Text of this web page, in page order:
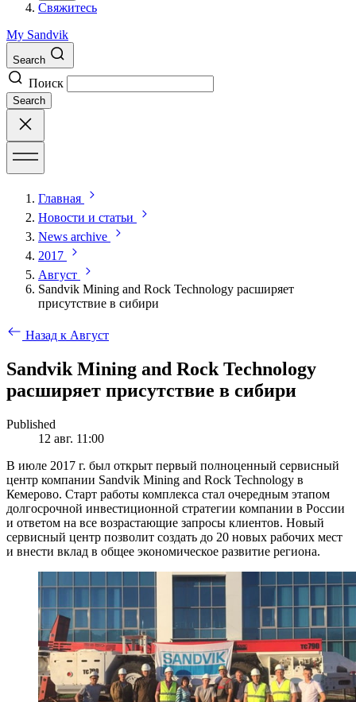
Свяжитесь
My Sandvik
Search
Поиск
Search
Главная
Новости и статьи
News archive
2017
Август
Sandvik Mining and Rock Technology расширяет
присутствие в сибири
Назад к Август
Sandvik Mining and Rock Technology
расширяет присутствие в сибири
Published
12 авг. 11:00
В июле 2017 г. был открыт первый полноценный сервисный
центр компании Sandvik Mining and Rock Technology в
Кемерово. Старт работы комплекса стал очередным этапом
долгосрочной инвестиционной стратегии компании в России
и ответом на все возрастающие запросы клиентов. Новый
сервисный центр позволит создать до 20 новых рабочих мест
и внести вклад в общее экономическое развитие региона.